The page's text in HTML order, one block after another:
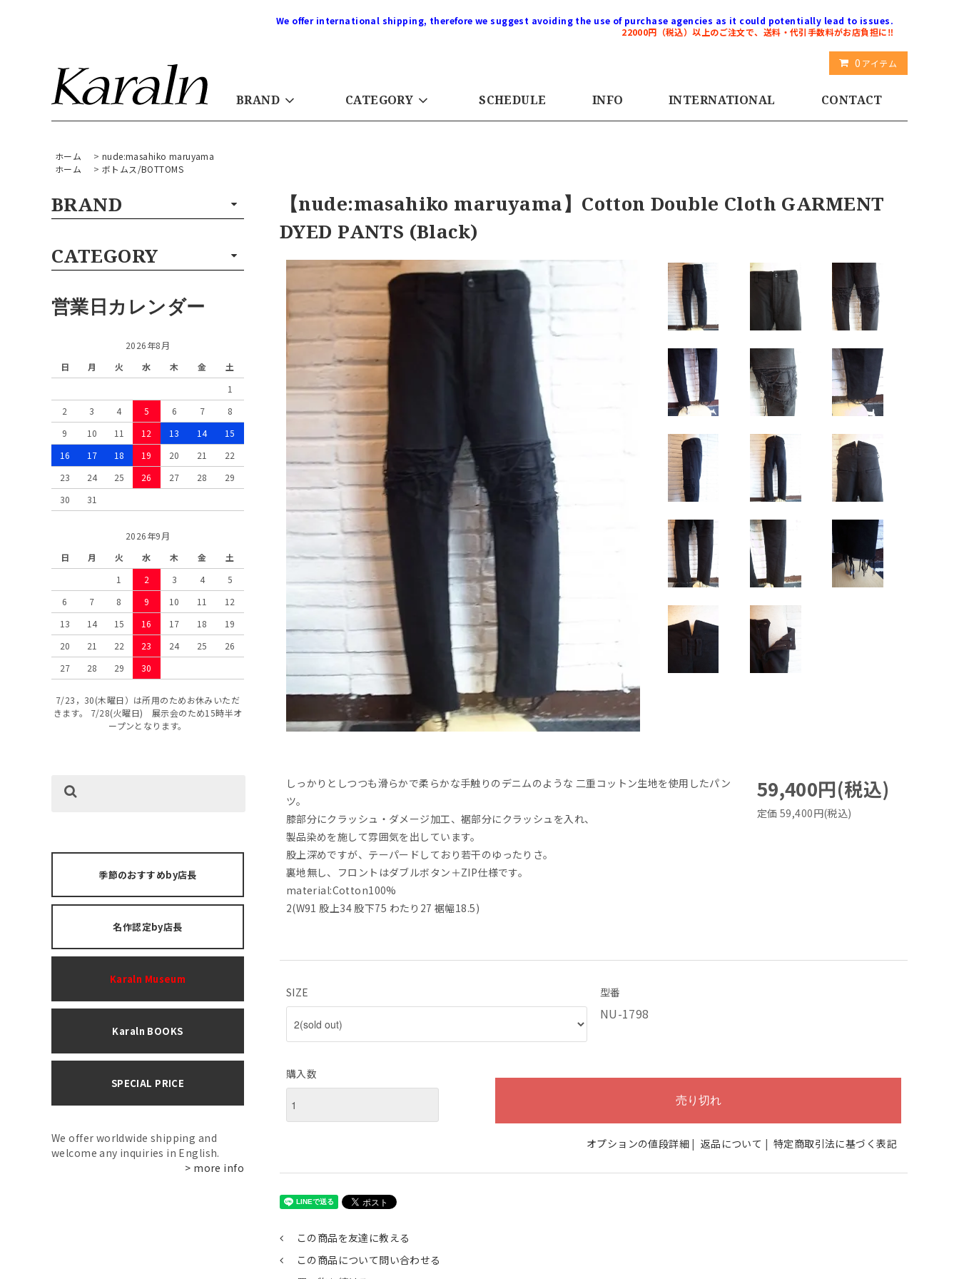
We offer international shipping, therefore we suggest avoiding the use of purchase agencies as it could potentially lead to issues.
22000円（税込）以上のご注文で、送料・代引手数料がお店負担に‼️
0 アイテム
BRAND CATEGORY SCHEDULE INFO INTERNATIONAL CONTACT
ホーム > nude:masahiko maruyama
ホーム
> ボトムス/BOTTOMS
BRAND
CATEGORY
営業日カレンダー
2026年8月
日
月 火 水 木 金
土
1
2
3 4 5 6 7
8
9
10 11 12 13 14
15
16
17 18 19 20 21
22
23
24 25 26 27 28
29
30
31
2026年9月
日
月 火 水 木 金
土
1
2 3 4
5
6
7 8 9 10 11
12
13
14 15 16 17 18
19
20
21 22 23 24 25
26
27
28 29 30
7/23，30(木曜日）は所用のためお休みいただ
きます。 7/28(火曜日) 展示会のため15時半オ
ープンとなります。
季節のおすすめby店長
名作認定by店長
Karaln Museum
Karaln BOOKS
SPECIAL PRICE
We offer worldwide shipping and
welcome any inquiries in English.
> more info
【nude:masahiko maruyama】Cotton Double Cloth GARMENT
DYED PANTS (Black)
しっかりとしつつも滑らかで柔らかな手触りのデニムのような 二重コットン生地を使用したパン
ツ。
膝部分にクラッシュ・ダメージ加工、裾部分にクラッシュを入れ、
製品染めを施して雰囲気を出しています。
股上深めですが、テーパードしており若干のゆったりさ。
裏地無し、フロントはダブルボタン＋ZIP仕様です。
material:Cotton100%
2(W91 股上34 股下75 わたり27 裾幅18.5)
59,400円(税込)
定価 59,400円(税込)
SIZE 型番
NU-1798
購入数
オプションの値段詳細 | 返品について | 特定商取引法に基づく表記
この商品を友達に教える
この商品について問い合わせる